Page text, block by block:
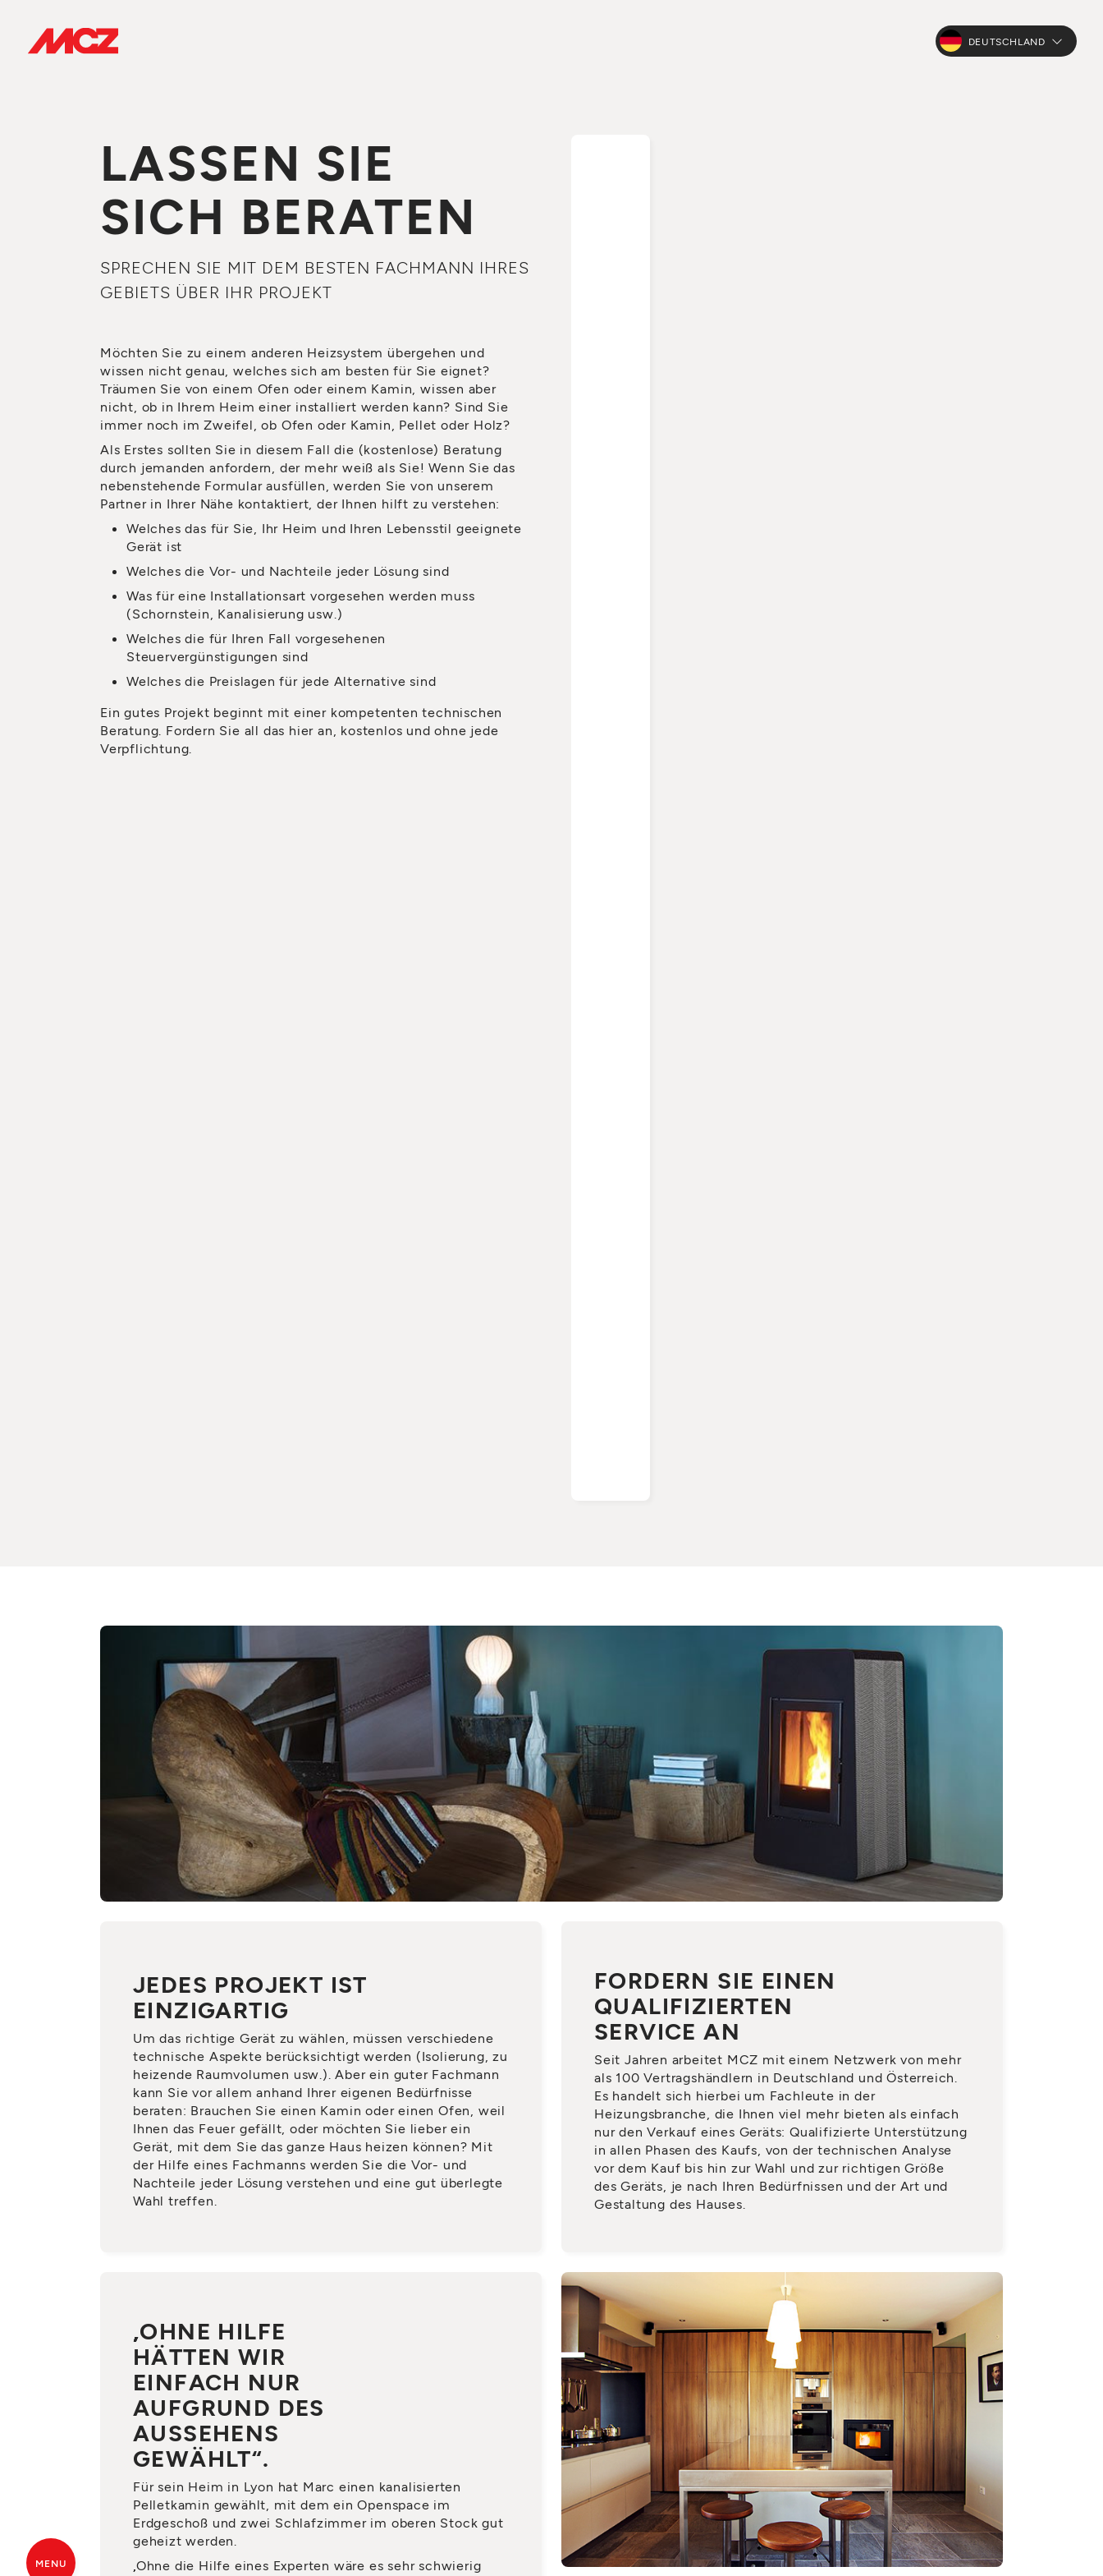
DEUTSCHLAND
LASSEN SIE
SICH BERATEN
SPRECHEN SIE MIT DEM BESTEN FACHMANN IHRES
GEBIETS ÜBER IHR PROJEKT
Möchten Sie zu einem anderen Heizsystem übergehen und
wissen nicht genau, welches sich am besten für Sie eignet?
Träumen Sie von einem Ofen oder einem Kamin, wissen aber
nicht, ob in Ihrem Heim einer installiert werden kann? Sind Sie
immer noch im Zweifel, ob Ofen oder Kamin, Pellet oder Holz?
Als Erstes sollten Sie in diesem Fall die (kostenlose) Beratung
durch jemanden anfordern, der mehr weiß als Sie! Wenn Sie das
nebenstehende Formular ausfüllen, werden Sie von unserem
Partner in Ihrer Nähe kontaktiert, der Ihnen hilft zu verstehen:
Welches das für Sie, Ihr Heim und Ihren Lebensstil geeignete
Gerät ist
Welches die Vor- und Nachteile jeder Lösung sind
Was für eine Installationsart vorgesehen werden muss
(Schornstein, Kanalisierung usw.)
Welches die für Ihren Fall vorgesehenen
Steuervergünstigungen sind
Welches die Preislagen für jede Alternative sind
Ein gutes Projekt beginnt mit einer kompetenten technischen
Beratung. Fordern Sie all das hier an, kostenlos und ohne jede
Verpflichtung.
JEDES PROJEKT IST
EINZIGARTIG
Um das richtige Gerät zu wählen, müssen verschiedene
technische Aspekte berücksichtigt werden (Isolierung, zu
heizende Raumvolumen usw.). Aber ein guter Fachmann
kann Sie vor allem anhand Ihrer eigenen Bedürfnisse
beraten: Brauchen Sie einen Kamin oder einen Ofen, weil
Ihnen das Feuer gefällt, oder möchten Sie lieber ein
Gerät, mit dem Sie das ganze Haus heizen können? Mit
der Hilfe eines Fachmanns werden Sie die Vor- und
Nachteile jeder Lösung verstehen und eine gut überlegte
Wahl treffen.
FORDERN SIE EINEN
QUALIFIZIERTEN
SERVICE AN
Seit Jahren arbeitet MCZ mit einem Netzwerk von mehr
als 100 Vertragshändlern in Deutschland und Österreich.
Es handelt sich hierbei um Fachleute in der
Heizungsbranche, die Ihnen viel mehr bieten als einfach
nur den Verkauf eines Geräts: Qualifizierte Unterstützung
in allen Phasen des Kaufs, von der technischen Analyse
vor dem Kauf bis hin zur Wahl und zur richtigen Größe
des Geräts, je nach Ihren Bedürfnissen und der Art und
Gestaltung des Hauses.
„OHNE HILFE
HÄTTEN WIR
EINFACH NUR
AUFGRUND DES
AUSSEHENS
GEWÄHLT“.
Für sein Heim in Lyon hat Marc einen kanalisierten
Pelletkamin gewählt, mit dem ein Openspace im
Erdgeschoß und zwei Schlafzimmer im oberen Stock gut
geheizt werden.
„Ohne die Hilfe eines Experten wäre es sehr schwierig
MENU